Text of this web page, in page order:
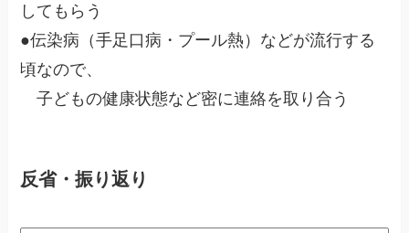
してもらう
●伝染病（手足口病・プール熱）などが流行する
頃なので、
子どもの健康状態など密に連絡を取り合う
反省・振り返り